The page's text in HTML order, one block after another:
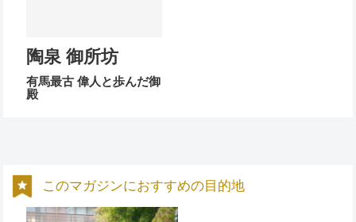
陶泉 御所坊
有馬最古 偉人と歩んだ御
殿
このマガジンにおすすめの目的地